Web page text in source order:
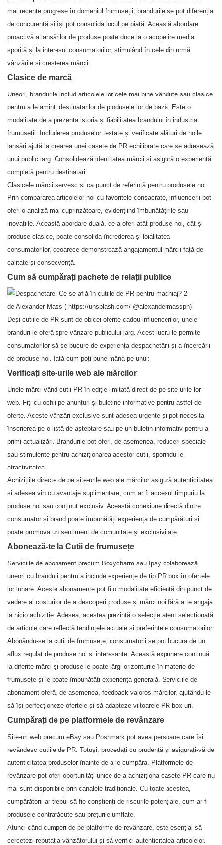
mai recente progrese în domeniul frumuseții, brandurile se pot diferenția
de concurență și își pot consolida locul pe piață. Această abordare
proactivă a lansărilor de produse poate duce la o acoperire media
sporită și la interesul consumatorilor, stimulând în cele din urmă
vânzările și creșterea mărcii.
Clasice de marcă
Uneori, brandurile includ articolele lor cele mai bine vândute sau clasice
pentru a le aminti destinatarilor de produsele lor de bază. Este o
modalitate de a prezenta istoria și fiabilitatea brandului în industria
frumuseții. Includerea produselor testate și verificate alături de noile
lansări ajută la crearea unei casete de PR echilibrate care se adresează
unui public larg. Consolidează identitatea mărcii și asigură o experiență
completă pentru destinatari.
Clasicele mărcii servesc și ca punct de referință pentru produsele noi.
Prin compararea articolelor noi cu favoritele consacrate, influencerii pot
oferi o analiză mai cuprinzătoare, evidențiind îmbunătățirile sau
inovațiile. Această abordare duală, de a oferi atât produse noi, cât și
produse clasice, poate consolida încrederea și loialitatea
consumatorilor, deoarece demonstrează angajamentul mărcii față de
calitate și consecvență.
Cum să cumpărați pachete de relații publice
de Alexander Mass ( https://unsplash.com/ @alexandermassph)
Deși cutiile de PR sunt de obicei oferite cadou influencerilor, unele
branduri le oferă spre vânzare publicului larg. Acest lucru le permite
consumatorilor să se bucure de experiența despachetării și a încercării
de produse noi. Iată cum poți pune mâna pe unul:
Verificați site-urile web ale mărcilor
Unele mărci vând cutii PR în ediție limitată direct de pe site-urile lor
web. Fiți cu ochii pe anunțuri și buletine informative pentru astfel de
oferte. Aceste vânzări exclusive sunt adesea urgente și pot necesita
înscrierea pe o listă de așteptare sau pe un buletin informativ pentru a
primi actualizări. Brandurile pot oferi, de asemenea, reduceri speciale
sau stimulente pentru achiziționarea acestor cutii, sporindu-le
atractivitatea.
Achizițiile directe de pe site-urile web ale mărcilor asigură autenticitatea
și adesea vin cu avantaje suplimentare, cum ar fi accesul timpuriu la
produse noi sau conținut exclusiv. Această conexiune directă dintre
consumator și brand poate îmbunătăți experiența de cumpărături și
poate promova un sentiment de comunitate și exclusivitate.
Abonează-te la Cutii de frumusețe
Serviciile de abonament precum Boxycharm sau Ipsy colaborează
uneori cu branduri pentru a include experiențe de tip PR box în ofertele
lor lunare. Aceste abonamente pot fi o modalitate eficientă din punct de
vedere al costurilor de a descoperi produse și mărci noi fără a te angaja
la nicio achiziție. Adesea, acestea prezintă o selecție atent selecționată
de articole care reflectă tendințele actuale și preferințele consumatorilor.
Abonându-se la cutii de frumusețe, consumatorii se pot bucura de un
aflux regulat de produse noi și interesante. Această expunere continuă
la diferite mărci și produse le poate lărgi orizonturile în materie de
frumusețe și le poate îmbunătăți experiența generală. Serviciile de
abonament oferă, de asemenea, feedback valoros mărcilor, ajutându-le
să își perfecționeze ofertele și să adapteze viitoarele PR box-uri.
Cumpărați de pe platformele de revânzare
Site-uri web precum eBay sau Poshmark pot avea persoane care își
revândesc cutiile de PR. Totuși, procedați cu prudență și asigurați-vă de
autenticitatea produselor înainte de a le cumpăra. Platformele de
revânzare pot oferi oportunități unice de a achiziționa casete PR care nu
mai sunt disponibile prin canalele tradiționale. Cu toate acestea,
cumpărătorii ar trebui să fie conștienți de riscurile potențiale, cum ar fi
produsele contrafăcute sau prețurile umflate.
Atunci când cumperi de pe platforme de revânzare, este esențial să
cercetezi reputația vânzătorului și să verifici autenticitatea articolelor.